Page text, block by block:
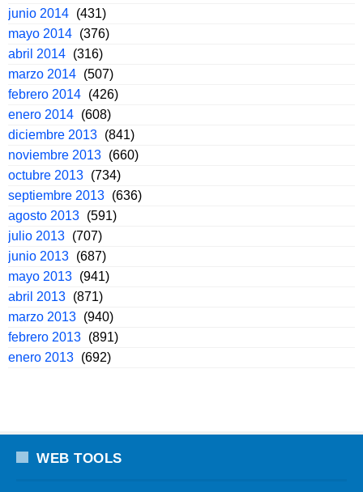
junio 2014 (431)
mayo 2014 (376)
abril 2014 (316)
marzo 2014 (507)
febrero 2014 (426)
enero 2014 (608)
diciembre 2013 (841)
noviembre 2013 (660)
octubre 2013 (734)
septiembre 2013 (636)
agosto 2013 (591)
julio 2013 (707)
junio 2013 (687)
mayo 2013 (941)
abril 2013 (871)
marzo 2013 (940)
febrero 2013 (891)
enero 2013 (692)
WEB TOOLS